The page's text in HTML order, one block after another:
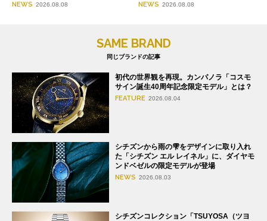
NEWS 2026.08.08 NEWS 2026.08.08
SAME BRAND
同じブランドの記事
初代の世界観を再現。カンパノラ「コスモ
サイン誕生40周年記念限定モデル」とは？
FEATURE 2026.08.04
シチズンから雨の雫をデザインに取り入れ
た「シチズン エル レイネル」に、ダイヤモ
ンドベゼルの限定モデルが登場
NEWS 2026.08.03
シチズンコレクション「TSUYOSA（ツヨ